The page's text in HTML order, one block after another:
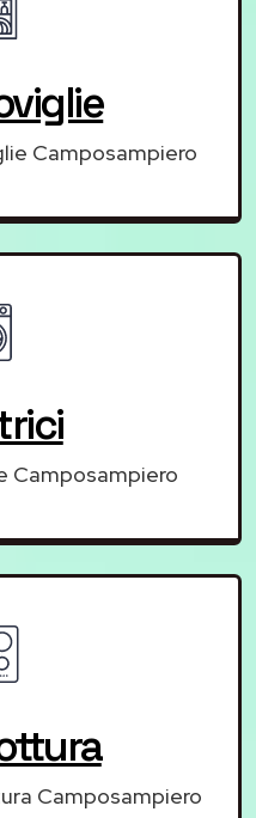
Camposampiero
Camposampiero
Camposampiero